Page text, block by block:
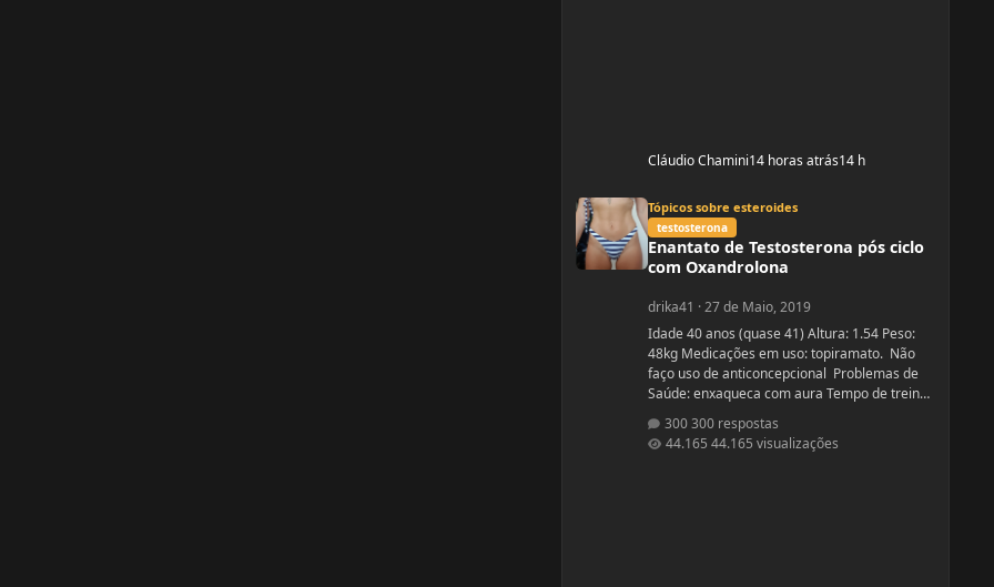
Cláudio Chamini14 horas atrás14 h
Tópicos sobre esteroides
testosterona
Enantato de Testosterona pós ciclo
com Oxandrolona
drika41 ·27 de Maio, 2019
Idade 40 anos (quase 41) Altura: 1.54 Peso:
48kg Medicações em uso: topiramato. Não
faço uso de anticoncepcional Problemas de
Saúde: enxaqueca com aura Tempo de treino:
Ciclos feitos: Março 2019 oxandrolona 5 mg
durante 8 semanas, após 10 mg até a 12°
300 respostas
44.165 visualizações